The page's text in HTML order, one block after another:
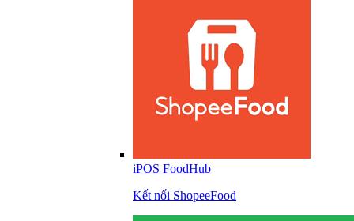
iPOS FoodHub
Kết nối ShopeeFood